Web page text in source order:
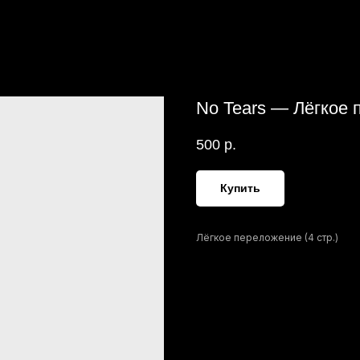
No Tears — Лёгкое
500 р.
Купить
Лёгкое переложение (4 стр.)